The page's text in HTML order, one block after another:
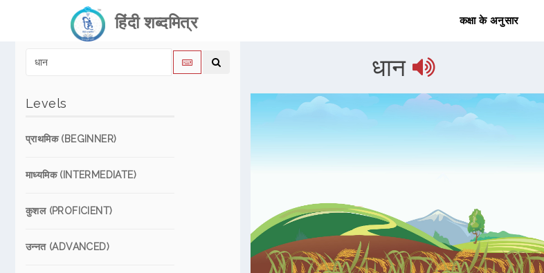
हिंदी शब्दमित्र कक्षा के अनुसार
Levels
प्राथमिक (BEGINNER)
माध्यमिक (INTERMEDIATE)
कुशल (PROFICIENT)
उन्नत (ADVANCED)
धान